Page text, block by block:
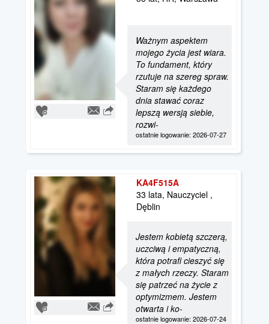
Ważnym aspektem
mojego życia jest wiara.
To fundament, który
rzutuje na szereg spraw.
Staram się każdego
dnia stawać coraz
lepszą wersją siebie,
rozwi-
ostatnie logowanie: 2026-07-27
KA4F515A
33 lata, Nauczyciel ,
Dęblin
Jestem kobietą szczerą,
uczciwą i empatyczną,
która potrafi cieszyć się
z małych rzeczy. Staram
się patrzeć na życie z
optymizmem. Jestem
otwarta i ko-
ostatnie logowanie: 2026-07-24